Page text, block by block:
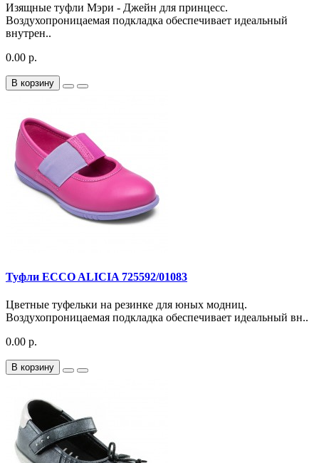
Изящные туфли Мэри - Джейн для принцесс.
Воздухопроницаемая подкладка обеспечивает идеальный
внутрен..
0.00 р.
В корзину
Туфли ECCO ALICIA 725592/01083
Цветные туфельки на резинке для юных модниц.
Воздухопроницаемая подкладка обеспечивает идеальный вн..
0.00 р.
В корзину